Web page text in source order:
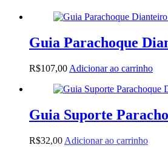
Guia Parachoque
R$107,00 Adicionar ao carrinho
Guia Suporte
R$32,00 Adicionar ao carrinho